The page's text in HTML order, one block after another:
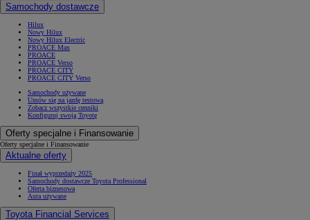
Samochody dostawcze
Hilux
Nowy Hilux
Nowy Hilux Electric
PROACE Max
PROACE
PROACE Verso
PROACE CITY
PROACE CITY Verso
Samochody używane
Umów się na jazdę testową
Zobacz wszystkie cenniki
Konfiguruj swoją Toyotę
Oferty specjalne i Finansowanie
Oferty specjalne i Finansowanie
Aktualne oferty
Finał wyprzedaży 2025
Samochody dostawcze Toyota Professional
Oferta biznesowa
Auta używane
Toyota Financial Services